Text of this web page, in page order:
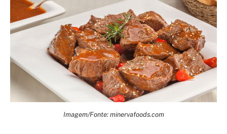
Imagem/Fonte: minervafoods.com